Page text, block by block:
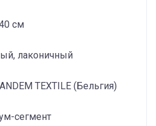
см
лаконичный
TEXTILE (Бельгия)
сегмент